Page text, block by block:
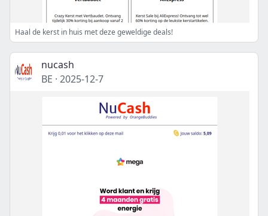
Haal de kerst in huis met deze geweldige deals!
nucash
BE · 2025-12-7